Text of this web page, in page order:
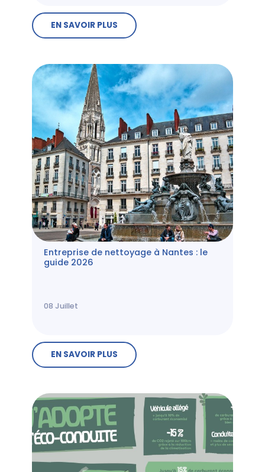
EN SAVOIR PLUS
Entreprise de nettoyage à Nantes : le
guide 2026
08 Juillet
EN SAVOIR PLUS